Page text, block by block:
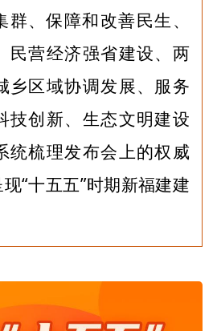
群、保障和改善民生、
民营经济强省建设、两
乡区域协调发展、服务
技创新、生态文明建设
统梳理发布会上的权威
“十五五”时期新福建建